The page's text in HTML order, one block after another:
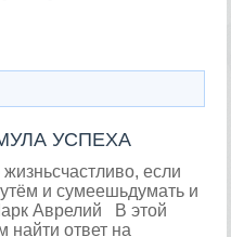
УСПЕХА
если
и сумеешьдумать и
Аврелий В этой
найти ответ на